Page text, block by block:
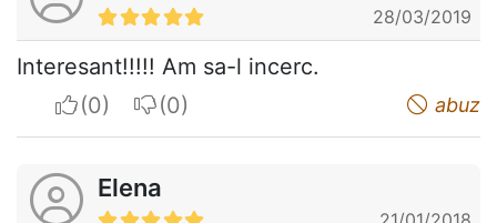
28/03/2019
Interesant!!!!! Am sa-l incerc.
I apreciateI do not appreciate abuz
Elena